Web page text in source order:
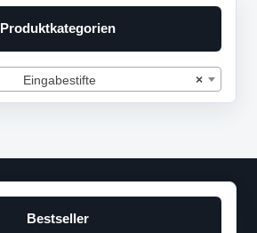
Produktkategorien
×
Eingabestifte
Bestseller